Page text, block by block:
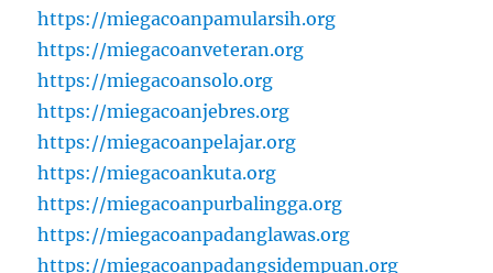
https://miegacoanpamularsih.org
https://miegacoanveteran.org
https://miegacoansolo.org
https://miegacoanjebres.org
https://miegacoanpelajar.org
https://miegacoankuta.org
https://miegacoanpurbalingga.org
https://miegacoanpadanglawas.org
https://miegacoanpadangsidempuan.org